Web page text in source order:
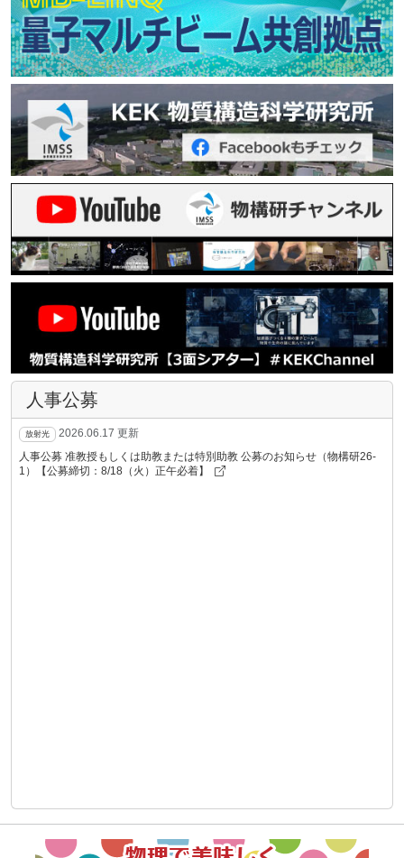
2026.06.10 プレスリリース
深発地震とプレート弱化、2つの謎を世界で初めて統一的に解
明ー相転移ナノ粒子が支配する地下600kmの岩石変形メカニ
ズム
2026.06.05 PFからのお知らせ
「KEKビジョン2026」への意見・提案募集
2026.06.04 プレスリリース
軟X線吸収分光法による固液界面とバルク液体の同時測定を実
現 －触媒反応の詳細なメカニズム解明に道筋－
2026.07.21 プレスリリース
抗血栓性高分子のバリア機能の原因を解明 - 中性子散乱によ
る中間水の状態の解析に成功
ATLAS検出器開発を支える日本の産学連携技術が国際的に高
く評価ー浜松ホトニクス株式会社がATLAS-CMSインダストリ
アル・アワードを受賞
2026.07.17
7/18〜8/31のKEKイベント
2026.07.16 プレスリリース
超小型蓄積リングに荷電粒子ビームを入射する「3次元らせん
入射手法」を開発 -世界で初めて実験的に実証 次世代加速器
技術への展開目指す
2026.07.16 イベント
【7/18～8/31開催】つくばちびっ子博士2026 KEKミッショ
ン「まちがいを発見せよ！」を開催します
2026.07.15
中高生がミュオンビーム実験に挑戦
鍵は「量子」の振る舞い
2026.07.09 プレスリリース
人事公募
放射光
2026.06.17 更新
人事公募 准教授もしくは助教または特別助教 公募のお知らせ（物構研26-
1）【公募締切：8/18（火）正午必着】